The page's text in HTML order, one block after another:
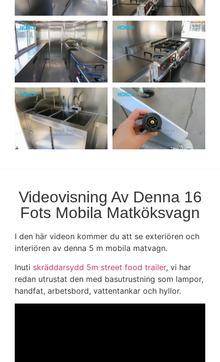
Videovisning Av Denna 16
Fots Mobila Matköksvagn
I den här videon kommer du att se exteriören och
interiören av denna 5 m mobila matvagn.
Inuti skräddarsydd 5m street food trailer, vi har
redan utrustat den med basutrustning som lampor,
handfat, arbetsbord, vattentankar och hyllor.